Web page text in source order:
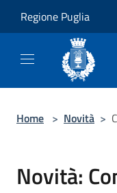
Regione Puglia
Home > Novità >
Novità: